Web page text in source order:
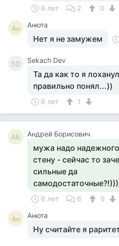
6 лет 2 0
Ан Анюта
Нет я не замужем
SD Sekach Dev
Та да как то я
правильно понял...))
6 лет 1
АБ Андрей Борисович
мужа надо
стену - сейчас то
сильные да
6 лет 6 0
Ан Анюта
Ну считайте я